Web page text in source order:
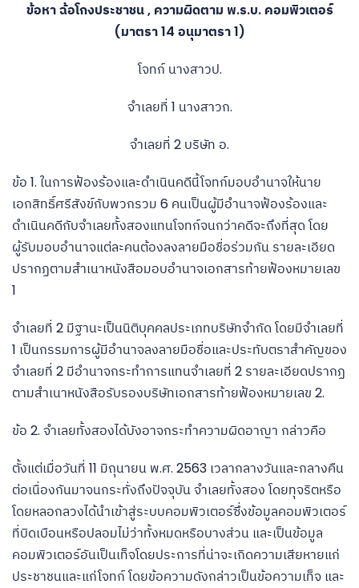
ข้อหา ฉ้อโกงประชาชน , ความผิดตาม พ.ร.บ. คอมพิวเตอร์
(มาตรา 14 อนุมาตรา 1)
โจทก์ นางสาวป.
จำเลยที่ 1 นางสาวก.
จำเลยที่ 2 บริษัท อ.
ข้อ 1. ในการฟ้องร้องและดำเนินคดีนี้โจทก์มอบอำนาจให้นาย
เอกสิทธิ์ศรีสังข์กับพวกรวม 6 คนเป็นผู้มีอำนาจฟ้องร้องและ
ดำเนินคดีกับจำเลยทั้งสองแทนโจทก์จนกว่าคดีจะถึงที่สุด โดย
ผู้รับมอบอำนาจแต่ละคนต้องลงลายมือชื่อร่วมกัน รายละเอียด
ปรากฏตามสำเนาหนังสือมอบอำนาจเอกสารท้ายฟ้องหมายเลข
1
จำเลยที่ 2 มีฐานะเป็นนิติบุคคลประเภทบริษัทจำกัด โดยมีจำเลยที่
1 เป็นกรรมการผู้มีอำนาจลงลายมือชื่อและประทับตราสำคัญของ
จำเลยที่ 2 มีอำนาจกระทำการแทนจำเลยที่ 2 รายละเอียดปรากฏ
ตามสำเนาหนังสือรับรองบริษัทเอกสารท้ายฟ้องหมายเลข 2.
ข้อ 2. จำเลยทั้งสองได้บังอาจกระทำความผิดอาญา กล่าวคือ
ตั้งแต่เมื่อวันที่ 11 มิถุนายน พ.ศ. 2563 เวลากลางวันและกลางคืน
ต่อเนื่องกันมาจนกระทั่งถึงปัจจุบัน จำเลยทั้งสอง โดยทุจริตหรือ
โดยหลอกลวงได้นำเข้าสู่ระบบคอมพิวเตอร์ซึ่งข้อมูลคอมพิวเตอร์
ที่บิดเบือนหรือปลอมไม่ว่าทั้งหมดหรือบางส่วน และเป็นข้อมูล
คอมพิวเตอร์อันเป็นเท็จโดยประการที่น่าจะเกิดความเสียหายแก่
ประชาชนและแก่โจทก์ โดยข้อความดังกล่าวเป็นข้อความเท็จ และ